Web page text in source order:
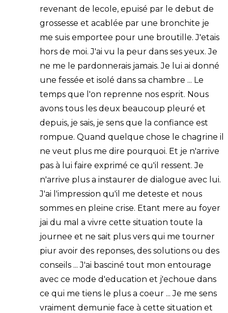
revenant de lecole, epuisé par le debut de
grossesse et acablée par une bronchite je
me suis emportee pour une broutille. J'etais
hors de moi. J'ai vu la peur dans ses yeux. Je
ne me le pardonnerais jamais. Je lui ai donné
une fessée et isolé dans sa chambre ... Le
temps que l'on reprenne nos esprit. Nous
avons tous les deux beaucoup pleuré et
depuis, je sais, je sens que la confiance est
rompue. Quand quelque chose le chagrine il
ne veut plus me dire pourquoi. Et je n'arrive
pas à lui faire exprimé ce qu'il ressent. Je
n'arrive plus a instaurer de dialogue avec lui.
J'ai l'impression qu'il me deteste et nous
sommes en pleine crise. Etant mere au foyer
jai du mal a vivre cette situation toute la
journee et ne sait plus vers qui me tourner
piur avoir des reponses, des solutions ou des
conseils ... J'ai basciné tout mon entourage
avec ce mode d'education et j'echoue dans
ce qui me tiens le plus a coeur ... Je me sens
vraiment demunie face à cette situation et